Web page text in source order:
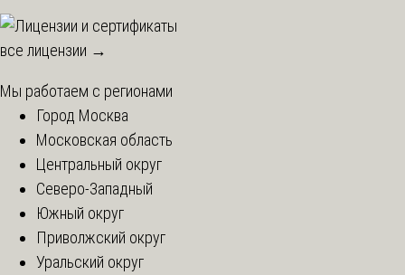
все лицензии →
Мы работаем с регионами
Город Москва
Московская область
Центральный округ
Северо-Западный
Южный округ
Приволжский округ
Уральский округ